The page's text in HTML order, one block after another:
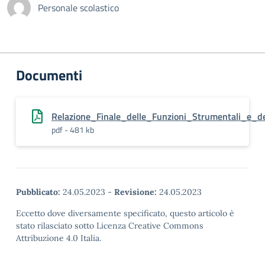
Personale scolastico
Documenti
pdf - 481 kb
Pubblicato: 24.05.2023 - Revisione: 24.05.2023
Eccetto dove diversamente specificato, questo articolo è
stato rilasciato sotto Licenza Creative Commons
Attribuzione 4.0 Italia.